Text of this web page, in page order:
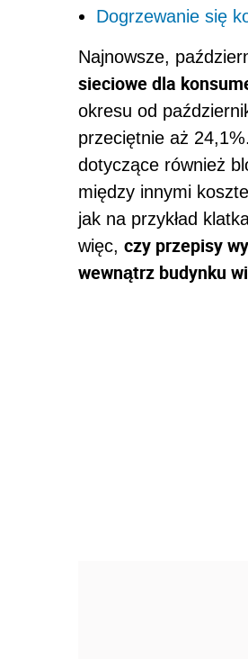
Dogrzewanie się
Najnowsze,
sieciowe dla
okresu od
przeciętnie aż
dotyczące również
między innymi
jak na przykład
więc, czy przepisy
wewnątrz budynku